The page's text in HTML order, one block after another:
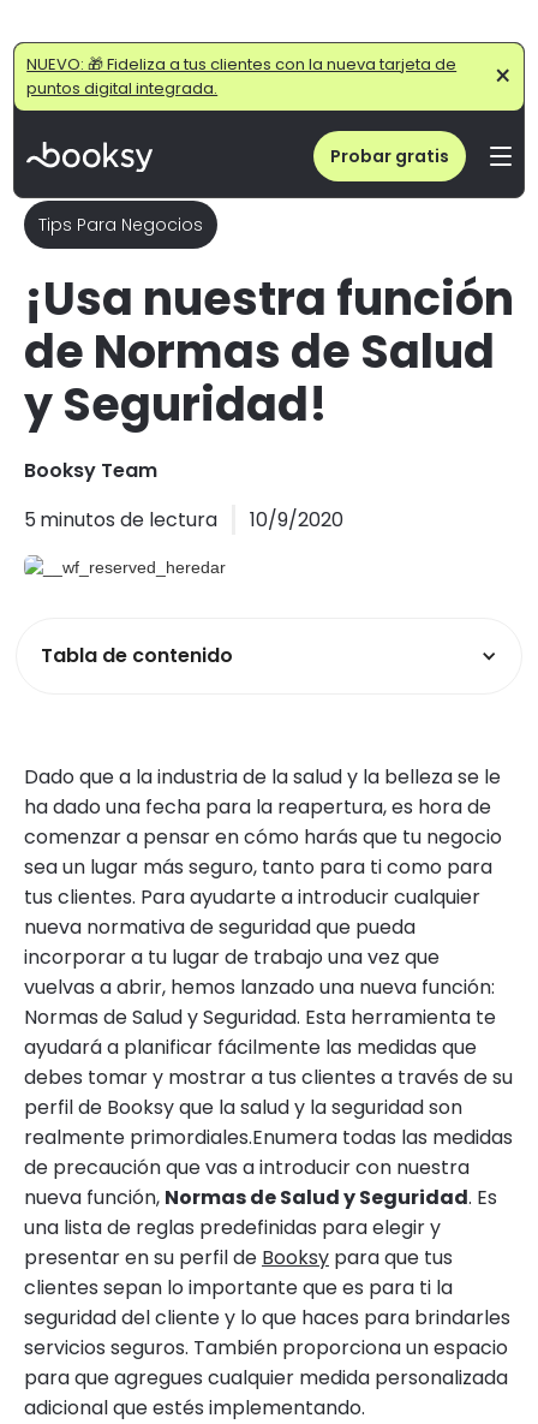
NUEVO: 🎁 Fideliza a tus clientes con la nueva tarjeta de
puntos digital integrada.
×
Probar gratis
Home/Blog/ ¡Usa nuestra función de Normas de Salud y Seguridad!
Tips Para Negocios
¡Usa nuestra función
de Normas de Salud
y Seguridad!
Booksy Team
5 minutos de lectura 10/9/2020
Tabla de contenido
Dado que a la industria de la salud y la belleza se le
ha dado una fecha para la reapertura, es hora de
comenzar a pensar en cómo harás que tu negocio
sea un lugar más seguro, tanto para ti como para
tus clientes. Para ayudarte a introducir cualquier
nueva normativa de seguridad que pueda
incorporar a tu lugar de trabajo una vez que
vuelvas a abrir, hemos lanzado una nueva función:
Normas de Salud y Seguridad. Esta herramienta te
ayudará a planificar fácilmente las medidas que
debes tomar y mostrar a tus clientes a través de su
perfil de Booksy que la salud y la seguridad son
realmente primordiales.Enumera todas las medidas
de precaución que vas a introducir con nuestra
nueva función, Normas de Salud y Seguridad. Es
una lista de reglas predefinidas para elegir y
presentar en su perfil de Booksy para que tus
clientes sepan lo importante que es para ti la
seguridad del cliente y lo que haces para brindarles
servicios seguros. También proporciona un espacio
para que agregues cualquier medida personalizada
adicional que estés implementando.